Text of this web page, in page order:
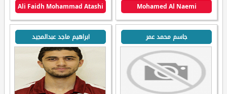
Mohamed Al Naemi
Ali Faidh Mohammad Atashi
جاسم محمد عمر ابراهيم ماجد عبدالمجيد